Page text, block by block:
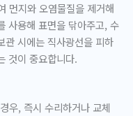
먼지와 오염물질을 제거해
사용해 표면을 닦아주고, 수
관 시에는 직사광선을 피하
것이 중요합니다.
우, 즉시 수리하거나 교체